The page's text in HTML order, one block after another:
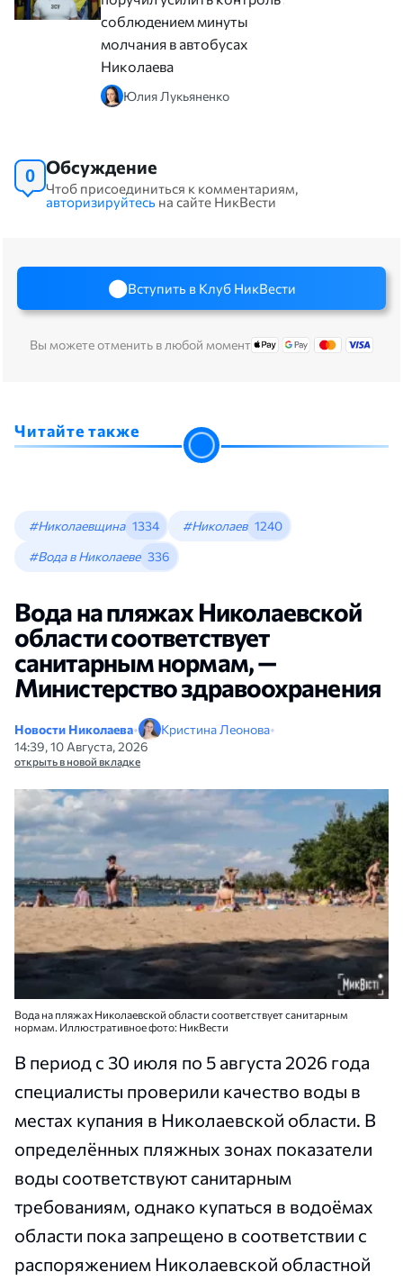
соблюдением минуты
молчания в автобусах
Николаева
Юлия Лукьяненко
0 Обсуждение
Чтоб присоединиться к комментариям,
авторизируйтесь на сайте НикВести
Вступить в Клуб НикВести
Вы можете отменить в любой момент
Читайте также
#Николаевщина 1334 #Николаев 1240
#Вода в Николаеве 336
Вода на пляжах Николаевской
области соответствует
санитарным нормам, —
Министерство здравоохранения
Новости Николаева• Кристина Леонова•
14:39, 10 Августа, 2026
открыть в новой вкладке
Вода на пляжах Николаевской области соответствует санитарным
нормам. Иллюстративное фото: НикВести
В период с 30 июля по 5 августа 2026 года
специалисты проверили качество воды в
местах купания в Николаевской области. В
определённых пляжных зонах показатели
воды соответствуют санитарным
требованиям, однако купаться в водоёмах
области пока запрещено в соответствии с
распоряжением Николаевской областной